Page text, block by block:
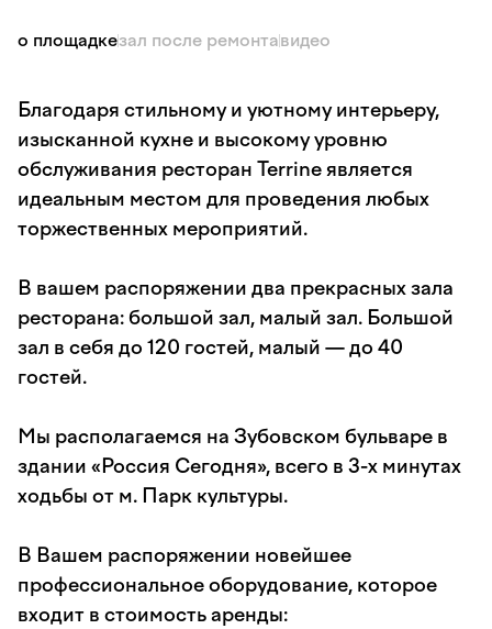
о площадкезал после ремонтавидео
Благодаря стильному и уютному интерьеру,
изысканной кухне и высокому уровню
обслуживания ресторан Terrine является
идеальным местом для проведения любых
торжественных мероприятий.
В вашем распоряжении два прекрасных зала
ресторана: большой зал, малый зал. Большой
зал в себя до 120 гостей, малый — до 40
гостей.
Мы располагаемся на Зубовском бульваре в
здании «Россия Сегодня», всего в 3-х минутах
ходьбы от м. Парк культуры.
В Вашем распоряжении новейшее
профессиональное оборудование, которое
входит в стоимость аренды: